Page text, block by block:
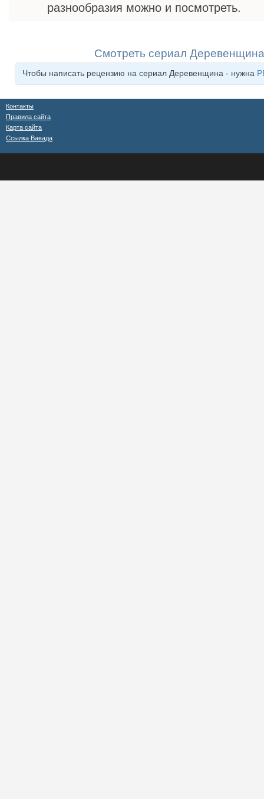
разнообразия можно и посмотреть.
Смотреть сериал
Чтобы написать рецензию на сериал Деревенщина - нужна
Контакты
Правила сайта
Карта сайта
Ссылка Вавада